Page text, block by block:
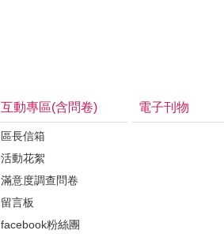
互動專區(含問卷)
區長信箱
活動花絮
滿意度調查問卷
留言板
facebook粉絲團
電子刊物